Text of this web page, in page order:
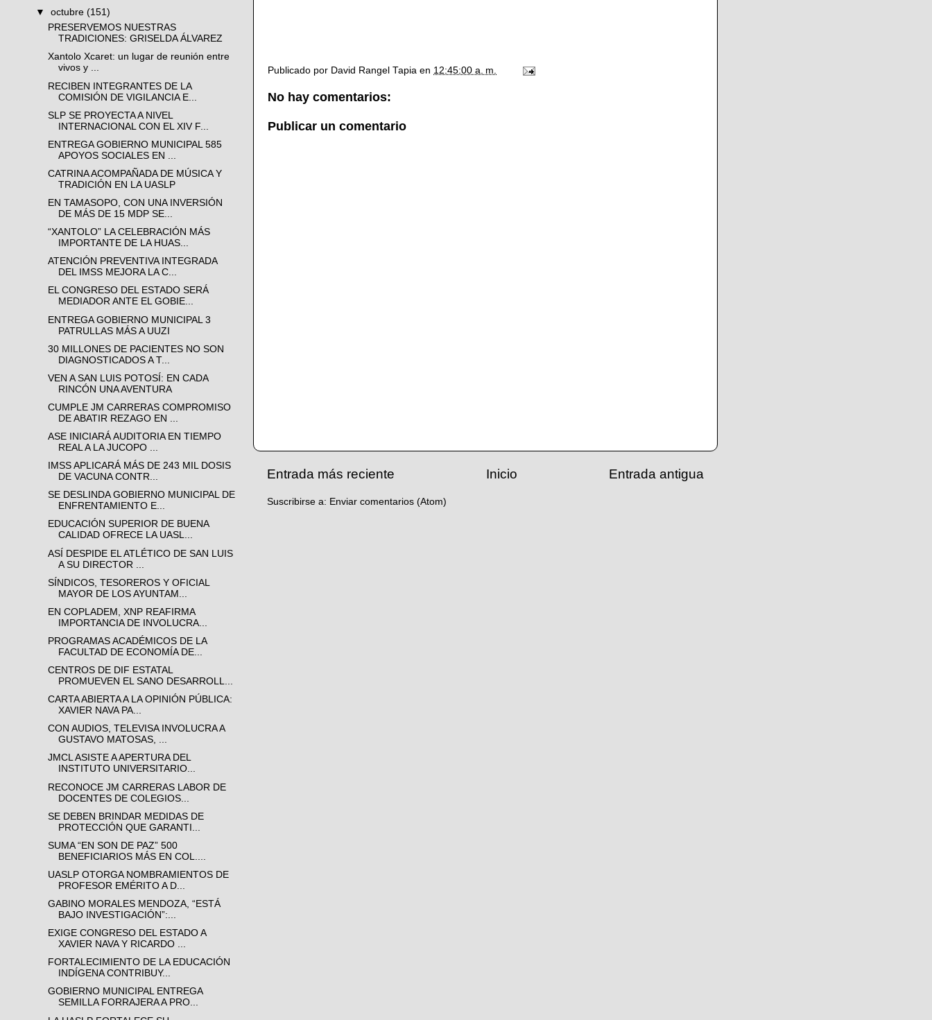
Publicado por David Rangel Tapia en 12:45:00 a. m.
No hay comentarios:
Publicar un comentario
Entrada más reciente Entrada antigua
Inicio
Suscribirse a: Enviar comentarios (Atom)
▼octubre(151)
PRESERVEMOS NUESTRAS
TRADICIONES: GRISELDA ÁLVAREZ
Xantolo Xcaret: un lugar de reunión entre
vivos y ...
RECIBEN INTEGRANTES DE LA
COMISIÓN DE VIGILANCIA E...
SLP SE PROYECTA A NIVEL
INTERNACIONAL CON EL XIV F...
ENTREGA GOBIERNO MUNICIPAL 585
APOYOS SOCIALES EN ...
CATRINA ACOMPAÑADA DE MÚSICA Y
TRADICIÓN EN LA UASLP
EN TAMASOPO, CON UNA INVERSIÓN
DE MÁS DE 15 MDP SE...
“XANTOLO” LA CELEBRACIÓN MÁS
IMPORTANTE DE LA HUAS...
ATENCIÓN PREVENTIVA INTEGRADA
DEL IMSS MEJORA LA C...
EL CONGRESO DEL ESTADO SERÁ
MEDIADOR ANTE EL GOBIE...
ENTREGA GOBIERNO MUNICIPAL 3
PATRULLAS MÁS A UUZI
30 MILLONES DE PACIENTES NO SON
DIAGNOSTICADOS A T...
VEN A SAN LUIS POTOSÍ: EN CADA
RINCÓN UNA AVENTURA
CUMPLE JM CARRERAS COMPROMISO
DE ABATIR REZAGO EN ...
ASE INICIARÁ AUDITORIA EN TIEMPO
REAL A LA JUCOPO ...
IMSS APLICARÁ MÁS DE 243 MIL DOSIS
DE VACUNA CONTR...
SE DESLINDA GOBIERNO MUNICIPAL DE
ENFRENTAMIENTO E...
EDUCACIÓN SUPERIOR DE BUENA
CALIDAD OFRECE LA UASL...
ASÍ DESPIDE EL ATLÉTICO DE SAN LUIS
A SU DIRECTOR ...
SÍNDICOS, TESOREROS Y OFICIAL
MAYOR DE LOS AYUNTAM...
EN COPLADEM, XNP REAFIRMA
IMPORTANCIA DE INVOLUCRA...
PROGRAMAS ACADÉMICOS DE LA
FACULTAD DE ECONOMÍA DE...
CENTROS DE DIF ESTATAL
PROMUEVEN EL SANO DESARROLL...
CARTA ABIERTA A LA OPINIÓN PÚBLICA:
XAVIER NAVA PA...
CON AUDIOS, TELEVISA INVOLUCRA A
GUSTAVO MATOSAS, ...
JMCL ASISTE A APERTURA DEL
INSTITUTO UNIVERSITARIO...
RECONOCE JM CARRERAS LABOR DE
DOCENTES DE COLEGIOS...
SE DEBEN BRINDAR MEDIDAS DE
PROTECCIÓN QUE GARANTI...
SUMA “EN SON DE PAZ” 500
BENEFICIARIOS MÁS EN COL....
UASLP OTORGA NOMBRAMIENTOS DE
PROFESOR EMÉRITO A D...
GABINO MORALES MENDOZA, “ESTÁ
BAJO INVESTIGACIÓN”:...
EXIGE CONGRESO DEL ESTADO A
XAVIER NAVA Y RICARDO ...
FORTALECIMIENTO DE LA EDUCACIÓN
INDÍGENA CONTRIBUY...
GOBIERNO MUNICIPAL ENTREGA
SEMILLA FORRAJERA A PRO...